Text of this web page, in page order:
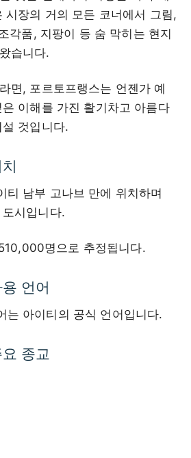
시장의 거의 모든 코너에서 그림,
각품, 지팡이 등 숨 막히는 현지
습니다.
면, 포르토프랭스는 언젠가 예
이해를 가진 활기차고 아름다
것입니다.
티 남부 고나브 만에 위치하며
시입니다.
명으로 추정됩니다.
언어
는 아이티의 공식 언어입니다.
종교